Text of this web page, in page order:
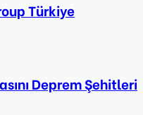
Türkiye
Deprem Şehitleri